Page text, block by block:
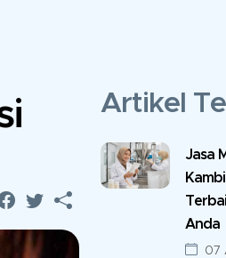
Artikel
Jasa
Anda
07